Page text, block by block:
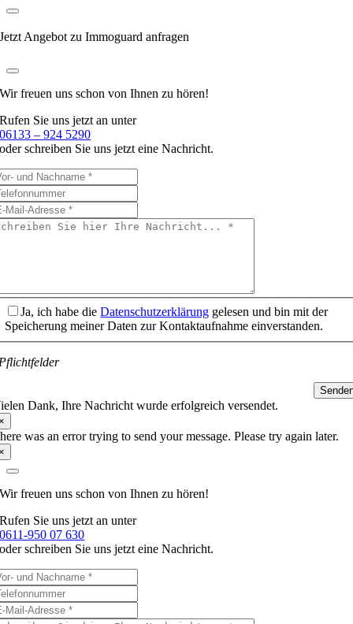
Jetzt Angebot zu Immoguard anfragen
Wir freuen uns schonvon Ihnen zu hören!
Rufen Sie uns jetzt an unter
06133 – 924 5290
oder schreiben Sie uns jetzt eine Nachricht.
Ja, ich habe dieDatenschutzerklärung gelesen und bin mit der
Speicherung meiner Daten zur Kontaktaufnahme einverstanden.
Dank, Ihre Nachricht wurde erfolgreich versendet.
was an error trying to send your message. Please try again later.
Wir freuen uns schonvon Ihnen zu hören!
Rufen Sie uns jetzt an unter
0611-950 07 630
oder schreiben Sie uns jetzt eine Nachricht.